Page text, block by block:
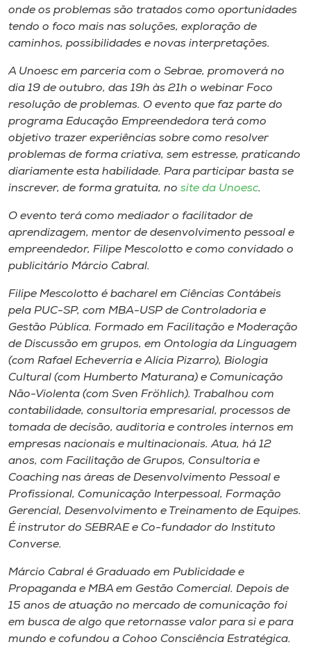
Selecione
onde os problemas são tratados como oportunidades
tendo o foco mais nas soluções, exploração de
caminhos, possibilidades e novas interpretações.
A Unoesc em parceria com o Sebrae, promoverá no
dia 19 de outubro, das 19h às 21h o webinar Foco
resolução de problemas. O evento que faz parte do
programa Educação Empreendedora terá como
objetivo trazer experiências sobre como resolver
problemas de forma criativa, sem estresse, praticando
diariamente esta habilidade. Para participar basta se
inscrever, de forma gratuita, no site da Unoesc.
O evento terá como mediador o facilitador de
aprendizagem, mentor de desenvolvimento pessoal e
empreendedor, Filipe Mescolotto e como convidado o
publicitário Márcio Cabral.
Filipe Mescolotto é bacharel em Ciências Contábeis
pela PUC-SP, com MBA-USP de Controladoria e
Gestão Pública. Formado em Facilitação e Moderação
de Discussão em grupos, em Ontologia da Linguagem
(com Rafael Echeverría e Alícia Pizarro), Biologia
Cultural (com Humberto Maturana) e Comunicação
Não-Violenta (com Sven Fröhlich). Trabalhou com
contabilidade, consultoria empresarial, processos de
tomada de decisão, auditoria e controles internos em
empresas nacionais e multinacionais. Atua, há 12
anos, com Facilitação de Grupos, Consultoria e
Coaching nas áreas de Desenvolvimento Pessoal e
Profissional, Comunicação Interpessoal, Formação
Gerencial, Desenvolvimento e Treinamento de Equipes.
É instrutor do SEBRAE e Co-fundador do Instituto
Converse.
Márcio Cabral é Graduado em Publicidade e
Propaganda e MBA em Gestão Comercial. Depois de
15 anos de atuação no mercado de comunicação foi
em busca de algo que retornasse valor para si e para
mundo e cofundou a Cohoo Consciência Estratégica.